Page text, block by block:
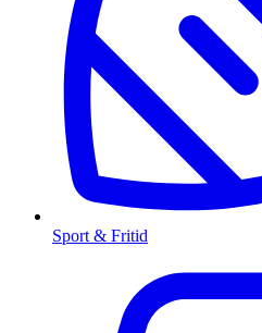
Sport & Fritid